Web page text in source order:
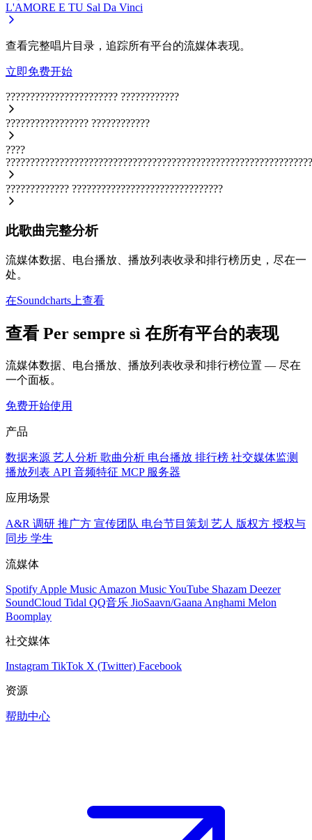
L'AMORE E TU Sal Da Vinci
查看完整唱片目录，追踪所有平台的流媒体表现。
立即免费开始
??????????????????????? ????????????
????????????????? ????????????
????
????????????? ???????????????????????????????
此歌曲完整分析
流媒体数据、电台播放、播放列表收录和排行榜历史，尽在一
处。
在Soundcharts上查看
查看 Per sempre sì 在所有平台的表现
流媒体数据、电台播放、播放列表收录和排行榜位置 — 尽在
一个面板。
免费开始使用
产品
数据来源 艺人分析 歌曲分析 电台播放 排行榜 社交媒体监测
播放列表 API 音频特征 MCP 服务器
应用场景
A&R 调研 推广方 宣传团队 电台节目策划 艺人 版权方 授权与
同步 学生
流媒体
Spotify Apple Music Amazon MusicYouTube Shazam Deezer
SoundCloud Tidal QQ音乐 JioSaavn/Gaana Anghami Melon
Boomplay
社交媒体
Instagram TikTok X (Twitter) Facebook
资源
帮助中心